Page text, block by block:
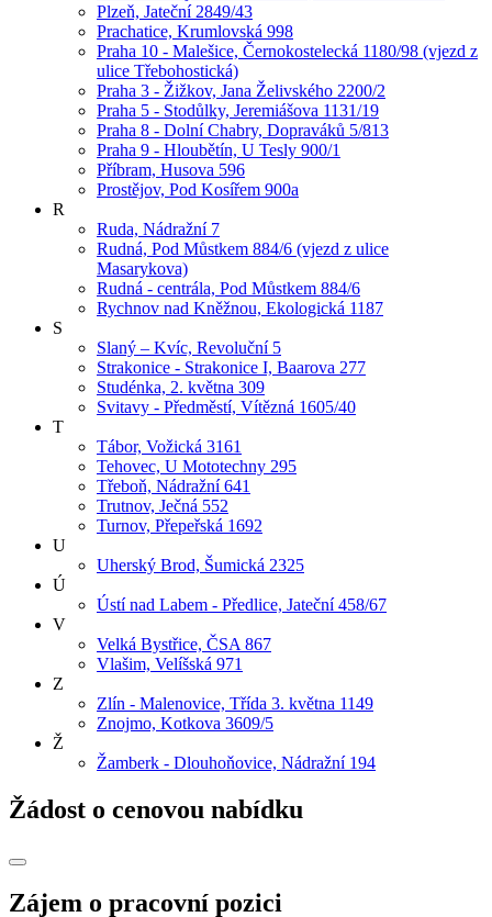
Plzeň, Jateční 2849/43
Prachatice, Krumlovská 998
Praha 10 - Malešice, Černokostelecká 1180/98 (vjezd z
ulice Třebohostická)
Praha 3 - Žižkov, Jana Želivského 2200/2
Praha 5 - Stodůlky, Jeremiášova 1131/19
Praha 8 - Dolní Chabry, Dopraváků 5/813
Praha 9 - Hloubětín, U Tesly 900/1
Příbram, Husova 596
Prostějov, Pod Kosířem 900a
R
Ruda, Nádražní 7
Rudná, Pod Můstkem 884/6 (vjezd z ulice
Masarykova)
Rudná - centrála, Pod Můstkem 884/6
Rychnov nad Kněžnou, Ekologická 1187
S
Slaný – Kvíc, Revoluční 5
Strakonice - Strakonice I, Baarova 277
Studénka, 2. května 309
Svitavy - Předměstí, Vítězná 1605/40
T
Tábor, Vožická 3161
Tehovec, U Mototechny 295
Třeboň, Nádražní 641
Trutnov, Ječná 552
Turnov, Přepeřská 1692
U
Uherský Brod, Šumická 2325
Ú
Ústí nad Labem - Předlice, Jateční 458/67
V
Velká Bystřice, ČSA 867
Vlašim, Velíšská 971
Z
Zlín - Malenovice, Třída 3. května 1149
Znojmo, Kotkova 3609/5
Ž
Žamberk - Dlouhoňovice, Nádražní 194
Žádost o cenovou nabídku
Zájem o pracovní pozici